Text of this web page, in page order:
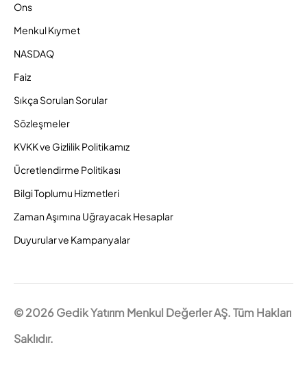
Ons
Menkul Kıymet
NASDAQ
Faiz
Sıkça Sorulan Sorular
Sözleşmeler
KVKK ve Gizlilik Politikamız
Ücretlendirme Politikası
Bilgi Toplumu Hizmetleri
Zaman Aşımına Uğrayacak Hesaplar
Duyurular ve Kampanyalar
© 2026 Gedik Yatırım Menkul Değerler AŞ. Tüm Hakları
Saklıdır.